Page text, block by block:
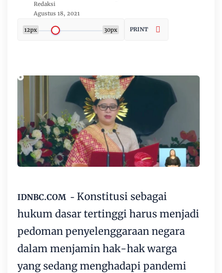
Redaksi
Agustus 18, 2021
12px 30px PRINT
IDNBC.COM - Konstitusi sebagai
hukum dasar tertinggi harus menjadi
pedoman penyelenggaraan negara
dalam menjamin hak-hak warga
yang sedang menghadapi pandemi